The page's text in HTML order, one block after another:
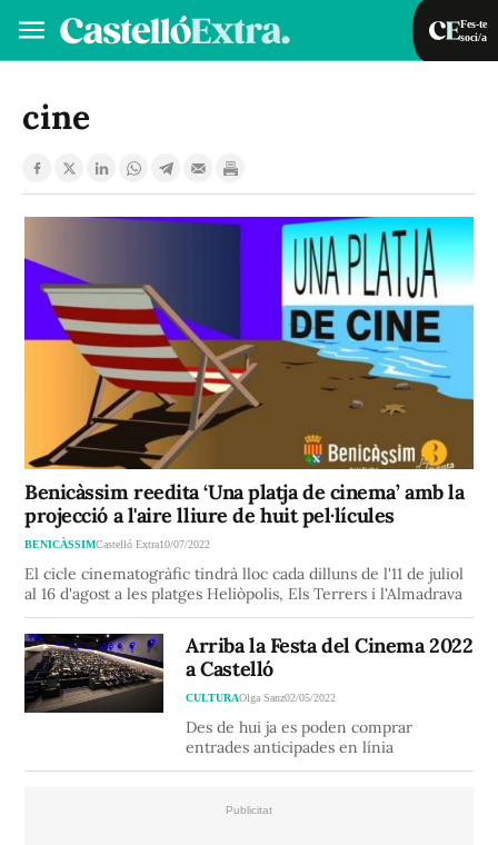
Fes-te
soci/a
VA
cine
Benicàssim reedita ‘Una platja de cinema’ amb la
projecció a l'aire lliure de huit pel·lícules
BENICÀSSIMCastelló Extra10/07/2022
El cicle cinematogràfic tindrà lloc cada dilluns de l'11 de juliol
al 16 d'agost a les platges Heliòpolis, Els Terrers i l'Almadrava
Arriba la Festa del Cinema 2022
a Castelló
CULTURAOlga Sanz02/05/2022
Des de hui ja es poden comprar
entrades anticipades en línia